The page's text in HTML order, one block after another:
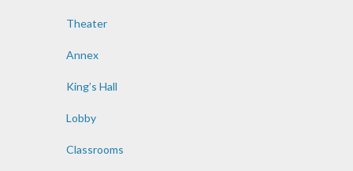
Theater
Annex
King’s Hall
Lobby
Classrooms